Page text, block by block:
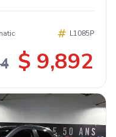
L1085P
$ 9,892